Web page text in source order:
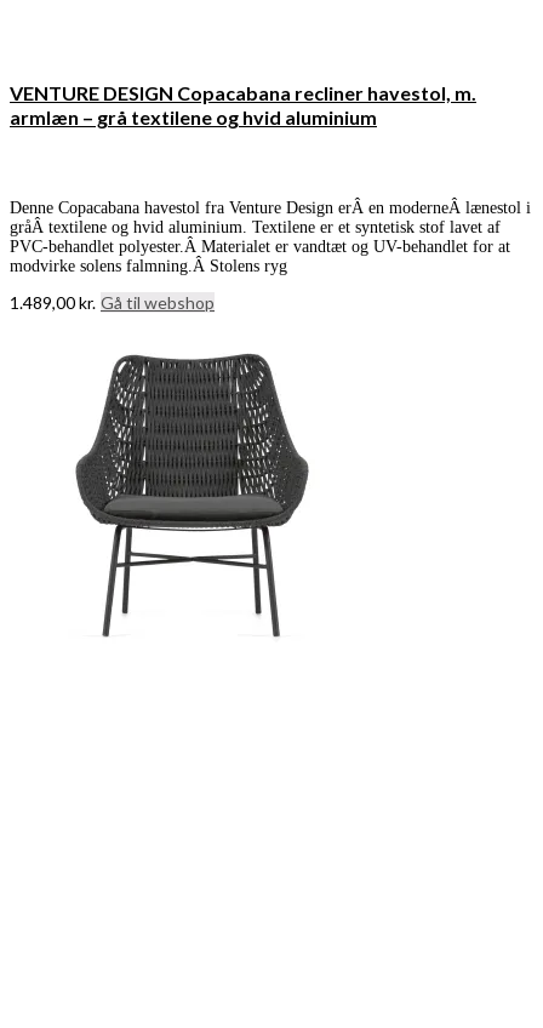
VENTURE DESIGN Copacabana recliner havestol, m.
armlæn – grå textilene og hvid aluminium
Denne Copacabana havestol fra Venture Design erÂ en moderneÂ lænestol i
gråÂ textilene og hvid aluminium. Textilene er et syntetisk stof lavet af
PVC-behandlet polyester.Â Materialet er vandtæt og UV-behandlet for at
modvirke solens falmning.Â Stolens ryg
1.489,00kr. Gå til webshop